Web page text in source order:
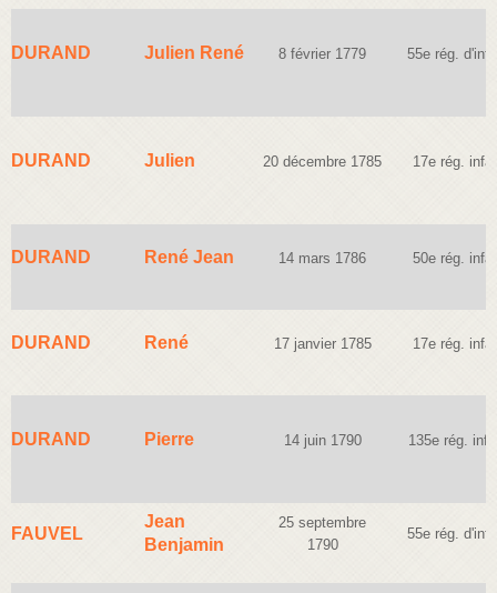
DURAND Julien René 8 février 1779 55e rég.
DURAND Julien 20 décembre 1785 17e rég.
DURAND René Jean 14 mars 1786 50e rég.
DURAND René 17 janvier 1785 17e rég.
DURAND Pierre 14 juin 1790 135e rég.
FAUVEL
Jean
Benjamin
25 septembre
1790
55e rég.